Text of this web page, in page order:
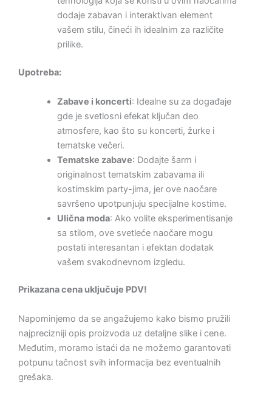
dodaje zabavan i interaktivan element
vašem stilu, čineći ih idealnim za različite
prilike.
Upotreba:
Zabave i koncerti: Idealne su za događaje
gde je svetlosni efekat ključan deo
atmosfere, kao što su koncerti, žurke i
tematske večeri.
Tematske zabave: Dodajte šarm i
originalnost tematskim zabavama ili
kostimskim party-jima, jer ove naočare
savršeno upotpunjuju specijalne kostime.
Ulična moda: Ako volite eksperimentisanje
sa stilom, ove svetleće naočare mogu
postati interesantan i efektan dodatak
vašem svakodnevnom izgledu.
Prikazana cena uključuje PDV!
Napominjemo da se angažujemo kako bismo pružili
najprecizniji opis proizvoda uz detaljne slike i cene.
Međutim, moramo istaći da ne možemo garantovati
potpunu tačnost svih informacija bez eventualnih
grešaka.